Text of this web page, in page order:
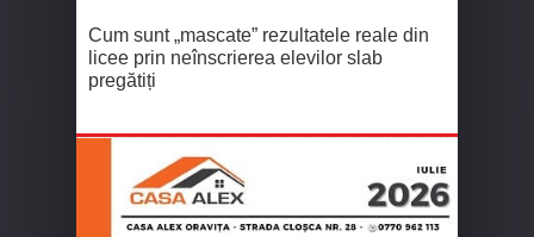
Cum sunt „mascate” rezultatele reale din
licee prin neînscrierea elevilor slab
pregătiți